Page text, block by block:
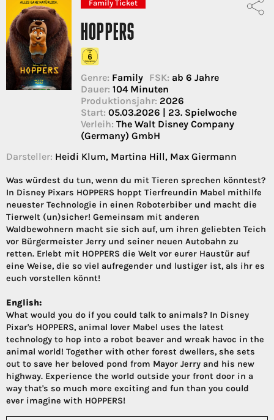
Family Ticket
HOPPERS
Genre: Family FSK: ab 6 Jahre
Dauer: 104 Minuten
Produktionsjahr: 2026
Start: 05.03.2026 | 23. Spielwoche
Verleih: The Walt Disney Company
(Germany) GmbH
Darsteller: Heidi Klum, Martina Hill, Max Giermann
Was würdest du tun, wenn du mit Tieren sprechen könntest?
In Disney Pixars HOPPERS hoppt Tierfreundin Mabel mithilfe
neuester Technologie in einen Roboterbiber und macht die
Tierwelt (un)sicher! Gemeinsam mit anderen
Waldbewohnern macht sie sich auf, um ihren geliebten Teich
vor Bürgermeister Jerry und seiner neuen Autobahn zu
retten. Erlebt mit HOPPERS die Welt vor eurer Haustür auf
eine Weise, die so viel aufregender und lustiger ist, als ihr es
euch vorstellen könnt!
English:
What would you do if you could talk to animals? In Disney
Pixar's HOPPERS, animal lover Mabel uses the latest
technology to hop into a robot beaver and wreak havoc in the
animal world! Together with other forest dwellers, she sets
out to save her beloved pond from Mayor Jerry and his new
highway. Experience the world outside your front door in a
way that's so much more exciting and fun than you could
ever imagine with HOPPERS!